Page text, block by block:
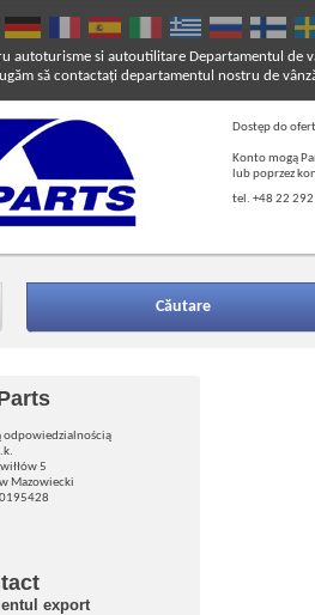
autoturisme si autoutilitare
să contactaţi departamentul nostru de
Departamentul de
Dostęp do
Konto mogą
lub poprzez
tel. +48 22
Căutare
odpowiedzialnością
5
Mazowiecki
export